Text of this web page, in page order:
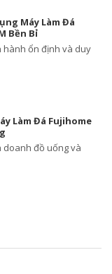
Máy Làm Đá
Bền Bỉ
hành ổn định và duy
Làm Đá Fujihome
doanh đồ uống và